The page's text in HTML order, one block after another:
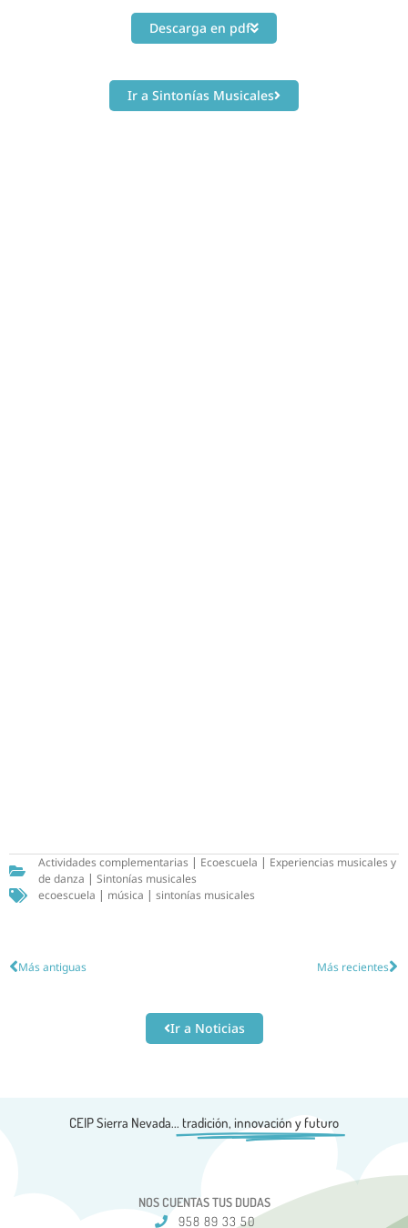
Descarga en pdf
Ir a Sintonías Musicales
Actividades complementarias | Ecoescuela | Experiencias musicales y
de danza | Sintonías musicales
ecoescuela | música | sintonías musicales
Más antiguas Más recientes
Ir a Noticias
CEIP Sierra Nevada... tradición, innovación y futuro
NOS CUENTAS TUS DUDAS
958 89 33 50